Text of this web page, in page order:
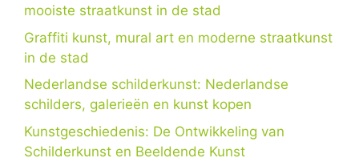
mooiste straatkunst in de stad
Graffiti kunst, mural art en moderne straatkunst
in de stad
Nederlandse schilderkunst: Nederlandse
schilders, galerieën en kunst kopen
Kunstgeschiedenis: De Ontwikkeling van
Schilderkunst en Beeldende Kunst